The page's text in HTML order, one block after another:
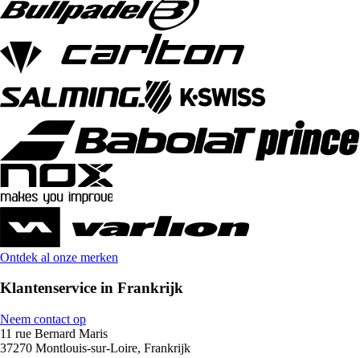
Ontdek al onze merken
Klantenservice in Frankrijk
Neem contact op
11 rue Bernard Maris
37270 Montlouis-sur-Loire, Frankrijk